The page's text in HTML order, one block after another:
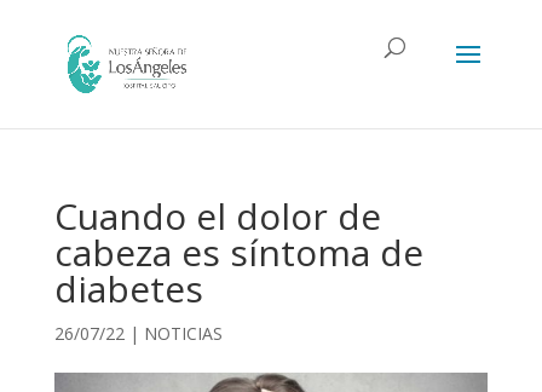
Cuando el dolor de
cabeza es síntoma de
diabetes
26/07/22| NOTICIAS